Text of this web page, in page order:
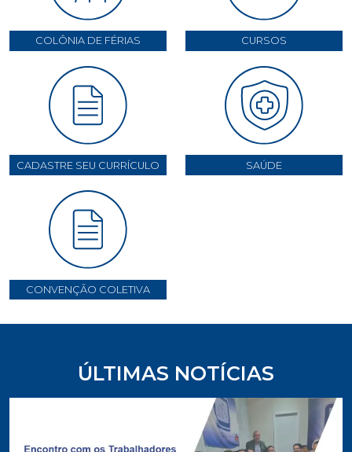
COLÔNIA DE FÉRIAS CURSOS
CADASTRE SEU CURRÍCULO SAÚDE
CONVENÇÃO COLETIVA
ÚLTIMAS NOTÍCIAS